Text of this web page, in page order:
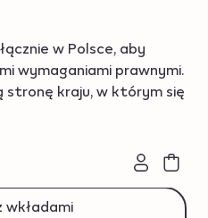
w Polsce, aby
wymaganiami prawnymi.
stronę kraju, w którym się
ILUMA
wkładami